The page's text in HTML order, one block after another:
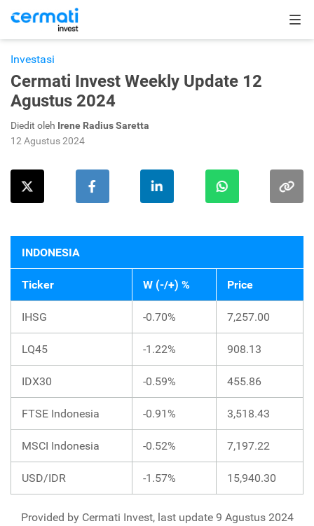
Investasi
Cermati Invest Weekly Update 12
Agustus 2024
Diedit oleh Irene Radius Saretta
12 Agustus 2024
INDONESIA
Ticker W (-/+) % Price
IHSG -0.70% 7,257.00
LQ45 -1.22% 908.13
IDX30 -0.59% 455.86
FTSE Indonesia -0.91% 3,518.43
MSCI Indonesia -0.52% 7,197.22
USD/IDR -1.57% 15,940.30
Provided by Cermati Invest, last update 9 Agustus 2024